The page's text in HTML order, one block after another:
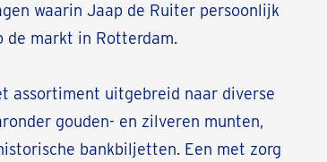
waarin Jaap de Ruiter persoonlijk
de markt in Rotterdam.
assortiment uitgebreid naar diverse
gouden- en zilveren munten,
bankbiljetten. Een met zorg